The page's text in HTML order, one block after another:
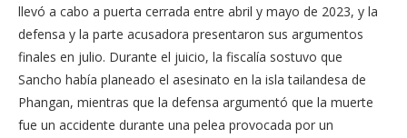
llevó a cabo a puerta cerrada entre abril y mayo de 2023, y la
defensa y la parte acusadora presentaron sus argumentos
finales en julio. Durante el juicio, la fiscalía sostuvo que
Sancho había planeado el asesinato en la isla tailandesa de
Phangan, mientras que la defensa argumentó que la muerte
fue un accidente durante una pelea provocada por un